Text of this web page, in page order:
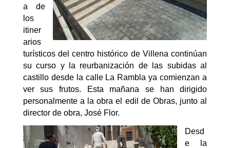
a de
los
itiner
arios
turísticos del centro histórico de Villena continúan
su curso y la reurbanización de las subidas al
castillo desde la calle La Rambla ya comienzan a
ver sus frutos. Esta mañana se han dirigido
personalmente a la obra el edil de Obras, junto al
director de obra, José Flor.
Desd
e la